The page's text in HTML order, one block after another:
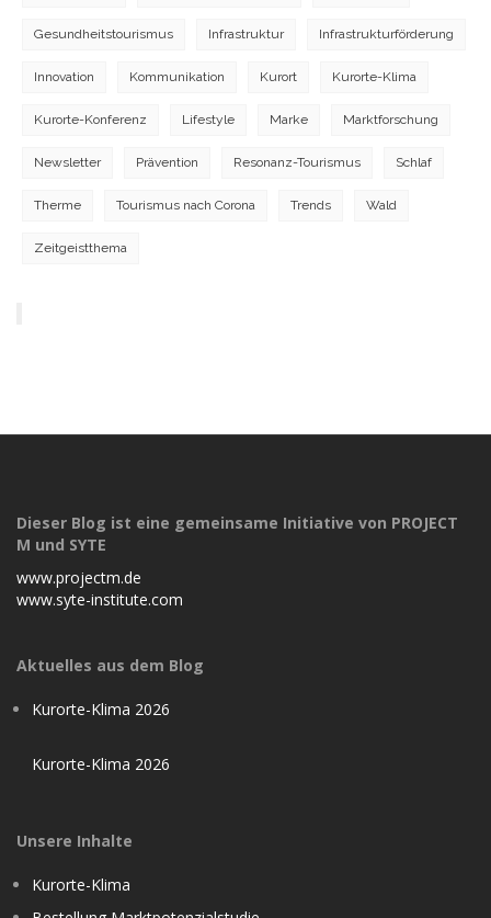
Gesundheitstourismus Infrastruktur Infrastrukturförderung
Innovation Kommunikation Kurort Kurorte-Klima
Kurorte-Konferenz Lifestyle Marke Marktforschung
Newsletter Prävention Resonanz-Tourismus Schlaf
Therme Tourismus nach Corona Trends Wald
Zeitgeistthema
Dieser Blog ist eine gemeinsame Initiative von PROJECT
M und SYTE
www.projectm.de
www.syte-institute.com
Aktuelles aus dem Blog
Kurorte-Klima 2026
Kurorte-Klima 2026
Unsere Inhalte
Kurorte-Klima